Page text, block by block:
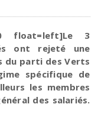
float=left]Le 3
ont rejeté une
du parti des Verts
spécifique de
les membres
des salariés.